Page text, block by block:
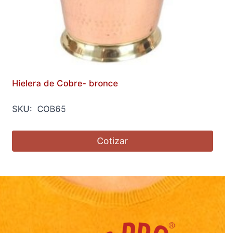
Hielera de Cobre- bronce
SKU: COB65
Cotizar